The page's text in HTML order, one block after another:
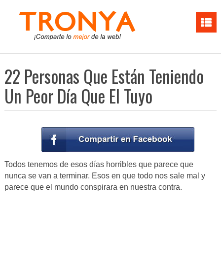
22 Personas Que Están Teniendo
Un Peor Día Que El Tuyo
Todos tenemos de esos días horribles que parece que
nunca se van a terminar. Esos en que todo nos sale mal y
parece que el mundo conspirara en nuestra contra.